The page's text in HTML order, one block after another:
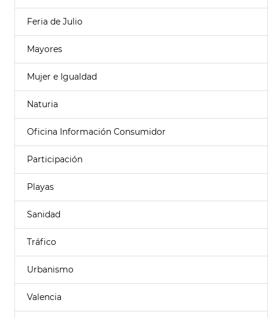
Feria de Julio
Mayores
Mujer e Igualdad
Naturia
Oficina Información Consumidor
Participación
Playas
Sanidad
Tráfico
Urbanismo
Valencia